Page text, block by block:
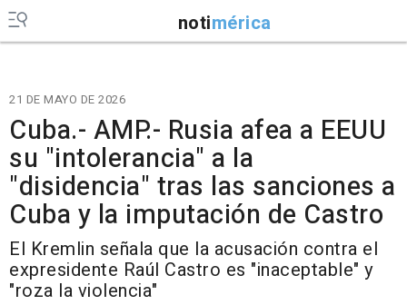
notimérica
21 DE MAYO DE 2026
Cuba.- AMP.- Rusia afea a EEUU
su "intolerancia" a la
"disidencia" tras las sanciones a
Cuba y la imputación de Castro
El Kremlin señala que la acusación contra el
expresidente Raúl Castro es "inaceptable" y
"roza la violencia"